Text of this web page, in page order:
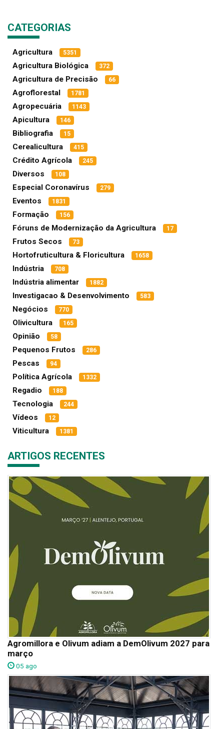
CATEGORIAS
Agricultura 5351
Agricultura Biológica 372
Agricultura de Precisão 66
Agroflorestal 1781
Agropecuária 1143
Apicultura 146
Bibliografia 15
Cerealicultura 415
Crédito Agrícola 245
Diversos 108
Especial Coronavírus 279
Eventos 1831
Formação 156
Fóruns de Modernização da Agricultura 17
Frutos Secos 73
Hortofruticultura & Floricultura 1658
Indústria 708
Indústria alimentar 1882
Investigacao & Desenvolvimento 583
Negócios 770
Olivicultura 165
Opinião 58
Pequenos Frutos 286
Pescas 94
Política Agrícola 1332
Regadio 188
Tecnologia 244
Vídeos 12
Viticultura 1381
ARTIGOS RECENTES
Agromillora e Olivum adiam a DemOlivum 2027 para
março
05 ago